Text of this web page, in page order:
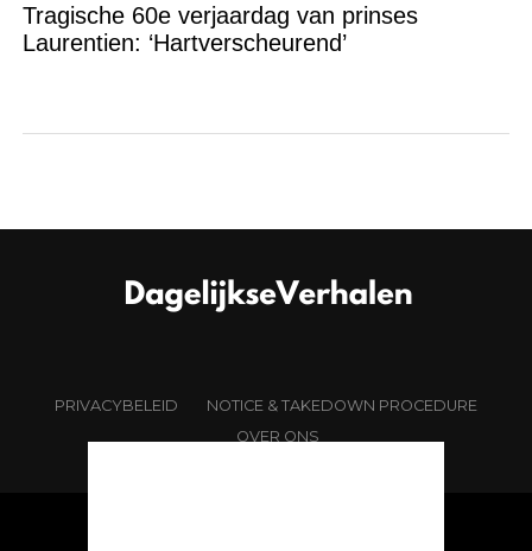
Tragische 60e verjaardag van prinses
Laurentien: ‘Hartverscheurend’
PRIVACYBELEID
NOTICE & TAKEDOWN PROCEDURE
OVER ONS